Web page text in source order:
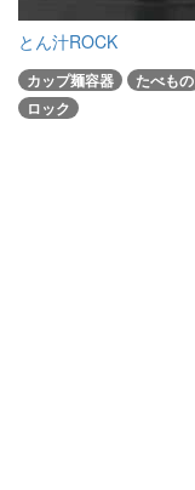
とん汁ROCK
カップ麺容器
たべもの
ロック